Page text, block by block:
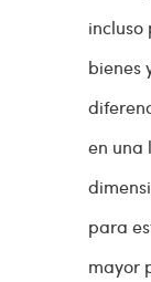
incluso
bienes
en una
para
mayor